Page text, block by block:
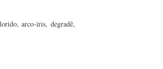
arco-iris, degradê,